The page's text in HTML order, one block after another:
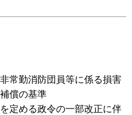
非常勤消防団員等に係る損害
補償の基準
を定める政令の一部改正に伴